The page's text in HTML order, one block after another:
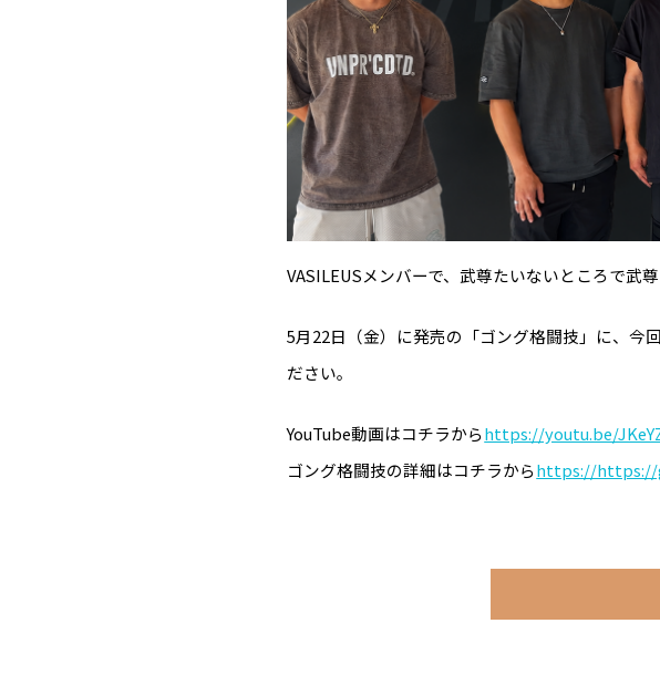
VASILEUSメンバーで、武尊たいないところで武
5月22日（金）に発売の「ゴング格闘技」に、今
ださい。
YouTube動画はコチラからhttps://youtu.be/
ゴング格闘技の詳細はコチラからhttps://https://